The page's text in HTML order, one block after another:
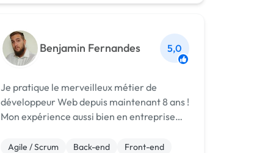
Benjamin Fernandes 5,0
Je pratique le merveilleux métier de
développeur Web depuis maintenant 8 ans !
Mon expérience aussi bien en entreprise
comprendre au mieux les problématiques
Agile / Scrum Back-end
Front-end